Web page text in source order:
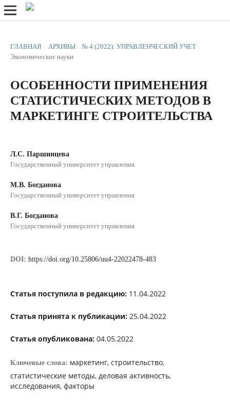
ГЛАВНАЯ / АРХИВЫ / № 4 (2022): УПРАВЛЕНЧЕСКИЙ УЧЕТ /
Экономические науки
ОСОБЕННОСТИ ПРИМЕНЕНИЯ
СТАТИСТИЧЕСКИХ МЕТОДОВ В
МАРКЕТИНГЕ СТРОИТЕЛЬСТВА
Л.С. Паршинцева
Государственный университет управления
М.В. Богданова
Государственный университет управления
В.Г. Богданова
Государственный университет управления
DOI: https://doi.org/10.25806/uu4-22022478-483
Статья поступила в редакцию:11.04.2022
Статья принята к публикации:25.04.2022
Статья опубликована:04.05.2022
Ключевые слова: маркетинг, строительство,
статистические методы, деловая активность,
исследования, факторы